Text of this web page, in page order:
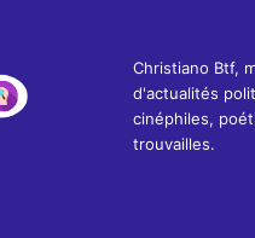
Christiano Btf,
d'actualités
cinéphiles,
trouvailles.